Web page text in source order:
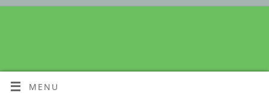
MENU